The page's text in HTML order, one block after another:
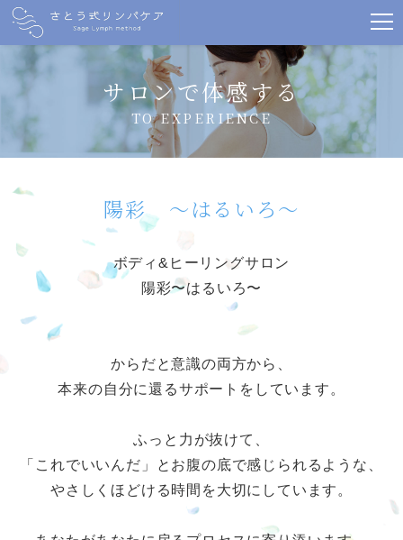
サロンで体感する
TO EXPERIENCE
陽彩 〜はるいろ〜
ボディ&ヒーリングサロン
陽彩〜はるいろ〜
からだと意識の両方から、
本来の自分に還るサポートをしています。
ふっと力が抜けて、
「これでいいんだ」とお腹の底で感じられるような、
やさしくほどける時間を大切にしています。